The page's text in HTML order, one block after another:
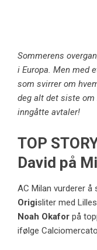
Sommerens
i Europa. Men med
som svirrer om
deg alt det siste om
inngåtte avtaler!
TOP
David på
AC Milan vurderer
Origisliter med Lilles
Noah Okafor på
ifølge